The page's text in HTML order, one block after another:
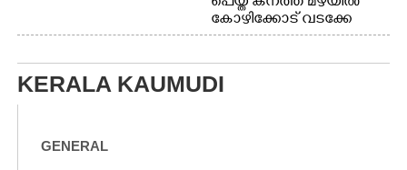
കോഴിക്കോട് വടക്കേ
വയലിൽ വെള്ളം
വെള്ളത്തിലൂടെ
KERALA KAUMUDI
GENERAL